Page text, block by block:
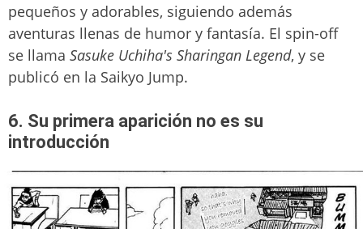
pequeños y adorables, siguiendo además
aventuras llenas de humor y fantasía. El spin-off
se llama Sasuke Uchiha's Sharingan Legend, y se
publicó en la Saikyo Jump.
6. Su primera aparición no es su
introducción